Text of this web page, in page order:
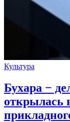
Культура
Бухара −
открылась